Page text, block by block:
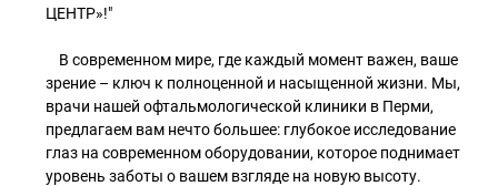
ЦЕНТР»!"
В современном мире, где каждый момент важен, ваше
зрение – ключ к полноценной и насыщенной жизни. Мы,
врачи нашей офтальмологической клиники в Перми,
предлагаем вам нечто большее: глубокое исследование
глаз на современном оборудовании, которое поднимает
уровень заботы о вашем взгляде на новую высоту.